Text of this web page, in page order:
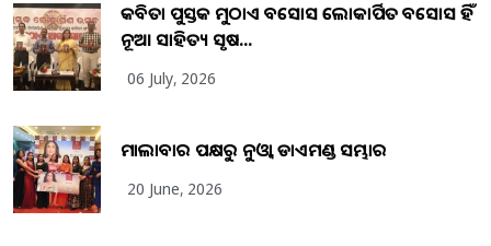
କବିତା ପୁସ୍ତକ ମୁଠାଏ ଅବସୋସ ଲୋକାର୍ପିତ ଅବସୋସ ହିଁ
ନୂଆ ସାହିତ୍ୟ ସୃଷ...
06 July, 2026
ମାଲାବାର ପକ୍ଷରୁ ନୁଓ୍ବା ଡାଏମଣ୍ଡ ସମ୍ଭାର
20 June, 2026